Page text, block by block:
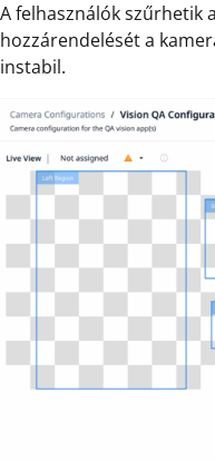
A felhasználók szűrhetik
hozzárendelését a
instabil.